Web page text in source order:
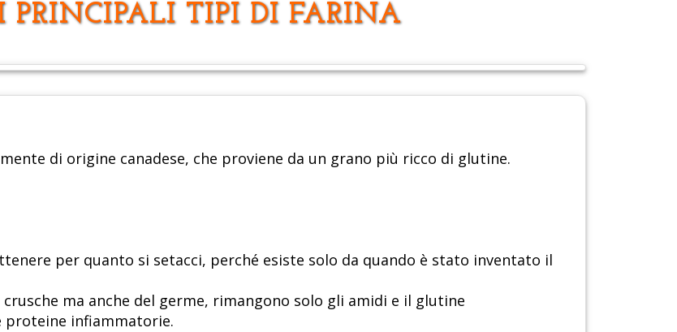
PRINCIPALI TIPI DI FARINA
di origine canadese, che proviene da un grano più ricco di glutine.
per quanto si setacci, perché esiste solo da quando è stato inventato il
ma anche del germe, rimangono solo gli amidi e il glutine
proteine infiammatorie.